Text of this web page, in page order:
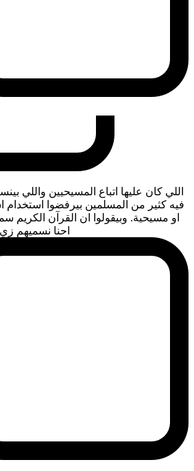
اللي كان عليها اتباع المسيحيين واللي
فيه كثير من المسلمين بيرفضوا
او مسيحية. وبيقولوا ان القرآن الكريم
احنا نسميهم